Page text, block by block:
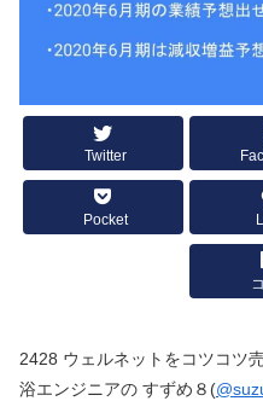
Twitter
Pocket
2428 ウェルネットをコツコツ
浴エンジニアの すずめ８(